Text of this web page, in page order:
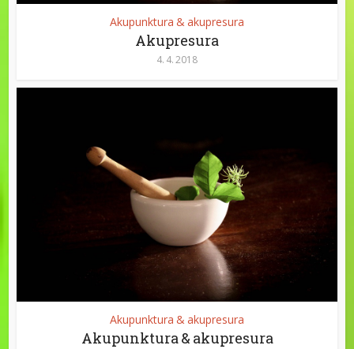
Akupunktura & akupresura
Akupresura
4. 4. 2018
Akupunktura & akupresura
Akupunktura & akupresura